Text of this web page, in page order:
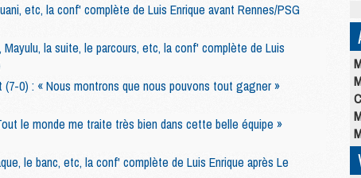
etc, la conf' complète de Luis Enrique avant Rennes/PSG
Mayulu, la suite, le parcours, etc, la conf' complète de Luis
(7-0) : « Nous montrons que nous pouvons tout gagner »
le monde me traite très bien dans cette belle équipe »
le banc, etc, la conf' complète de Luis Enrique après Le